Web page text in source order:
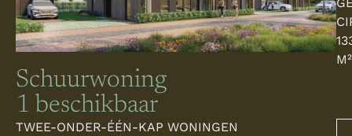
Schuurwoning
1 beschikbaar
TWEE-ONDER-ÉÉN-KAP WONINGEN
M²